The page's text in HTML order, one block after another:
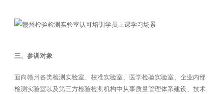
三、参训对象
面向赣州各类检测实验室、校准实验室、医学检验实验室、企业内部
检测实验室以及第三方检验检测机构中从事质量管理体系建设、技术